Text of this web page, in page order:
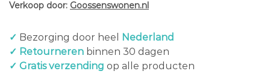
Verkoop door: Goossenswonen.nl
✓ Bezorging door heel
Nederland
✓ Retourneren binnen 30 dagen
✓ Gratis verzending op alle producten